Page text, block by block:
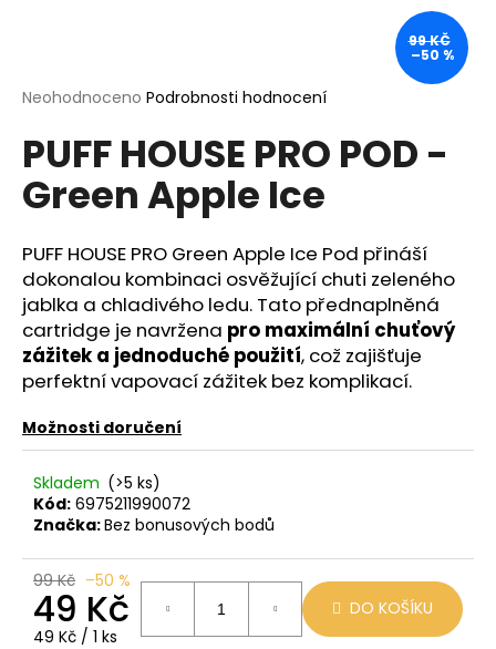
Průměrné
produktu
je
0,0
z
hvězdiček.
Neohodnoceno Podrobnosti hodnocení
PUFF HOUSE PRO POD -
Green Apple Ice
PUFF HOUSE PRO Green Apple Ice Pod přináší
dokonalou kombinaci osvěžující chuti zeleného
jablka a chladivého ledu. Tato přednaplněná
cartridge je navržena pro maximální chuťový
zážitek a jednoduché použití, což zajišťuje
perfektní vapovací zážitek bez komplikací.
Možnosti doručení
Skladem (>5 ks)
Kód: 6975211990072
Značka:Bez bonusových bodů
99 Kč –50 %
49 Kč
Měrná
49 Kč / 1 ks
DO KOŠÍKU
99 KČ
–50 %
í
t
?
HLEDAT
D
o
p
o
r
u
č
u
e
m
e